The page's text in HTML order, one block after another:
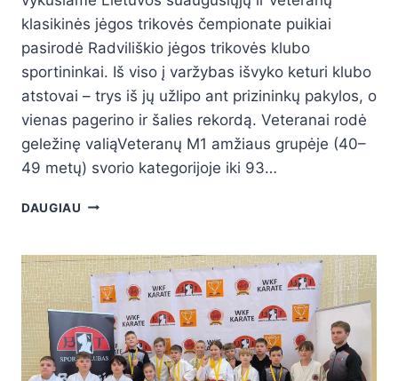
klasikinės jėgos trikovės čempionate puikiai
pasirodė Radviliškio jėgos trikovės klubo
sportininkai. Iš viso į varžybas išvyko keturi klubo
atstovai – trys iš jų užlipo ant prizininkų pakylos, o
vienas pagerino ir šalies rekordą. Veteranai rodė
geležinę valiąVeteranų M1 amžiaus grupėje (40–
49 metų) svorio kategorijoje iki 93…
DAUGIAU